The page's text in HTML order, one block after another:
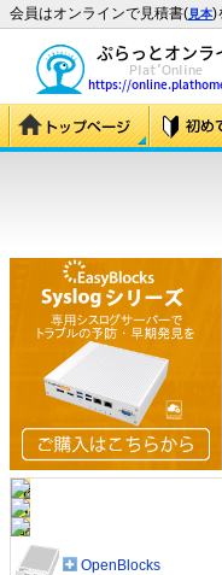
会員はオンラインで見積書(見本)
OpenBlocks